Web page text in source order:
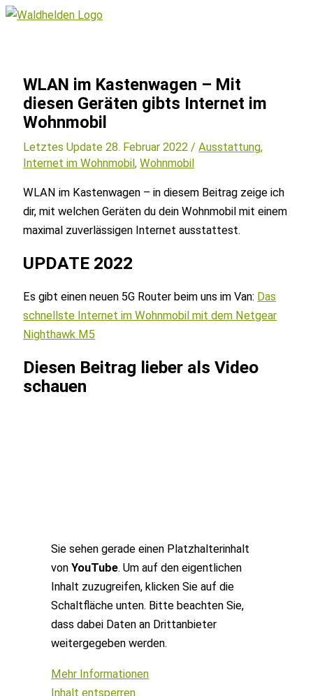
Zum
WLAN im Kastenwagen – Mit
diesen Geräten gibts Internet im
Wohnmobil
Letztes Update 28. Februar 2022 /Ausstattung,
Internet im Wohnmobil,Wohnmobil
WLAN im Kastenwagen – in diesem Beitrag zeige ich
dir, mit welchen Geräten du dein Wohnmobil mit einem
maximal zuverlässigen Internet ausstattest.
UPDATE 2022
Es gibt einen neuen 5G Router beim uns im Van: Das
schnellste Internet im Wohnmobil mit dem Netgear
Nighthawk M5
Diesen Beitrag lieber als Video
schauen
Sie sehen gerade einen Platzhalterinhalt
vonYouTube. Um auf den eigentlichen
Inhalt zuzugreifen, klicken Sie auf die
Schaltfläche unten. Bitte beachten Sie,
dass dabei Daten an Drittanbieter
weitergegeben werden.
Mehr Informationen
Inhalt entsperren